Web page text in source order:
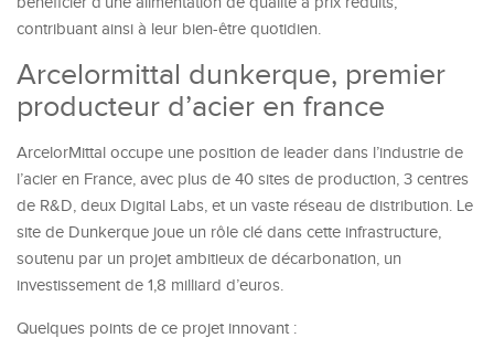
contribuant ainsi à leur bien-être quotidien.
Arcelormittal dunkerque, premier
producteur d’acier en france
ArcelorMittal occupe une position de leader dans l’industrie de
l’acier en France, avec plus de 40 sites de production, 3 centres
de R&D, deux Digital Labs, et un vaste réseau de distribution. Le
site de Dunkerque joue un rôle clé dans cette infrastructure,
soutenu par un projet ambitieux de décarbonation, un
investissement de 1,8 milliard d’euros.
Quelques points de ce projet innovant :